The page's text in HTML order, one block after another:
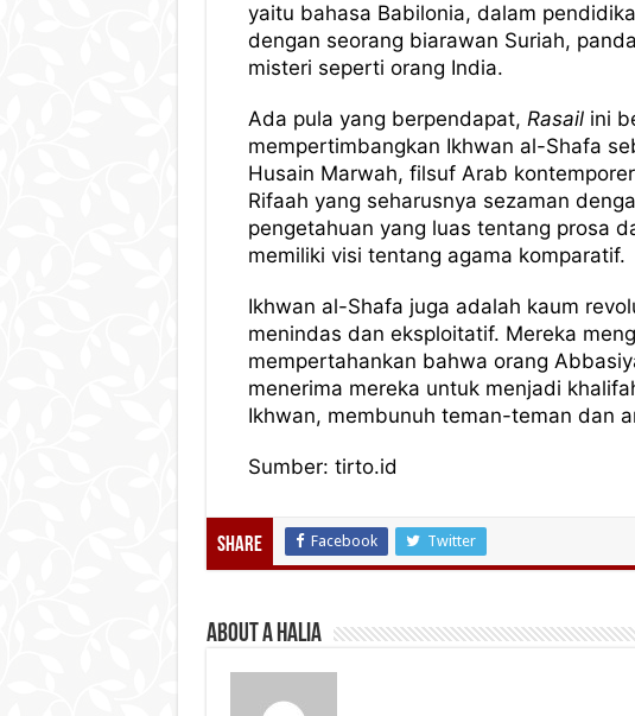
yaitu bahasa Babilonia, dalam
dengan seorang biarawan Suriah,
misteri seperti orang India.
Ada pula yang berpendapat, Rasailini
mempertimbangkan Ikhwan al-Shafa
Husain Marwah, filsuf Arab
Rifaah yang seharusnya sezaman
pengetahuan yang luas tentang prosa
memiliki visi tentang agama komparatif.
Ikhwan al-Shafa juga adalah kaum
menindas dan eksploitatif. Mereka
mempertahankan bahwa orang
menerima mereka untuk menjadi
Ikhwan, membunuh teman-teman dan
Sumber: tirto.id
Share Facebook Twitter
About A Halia